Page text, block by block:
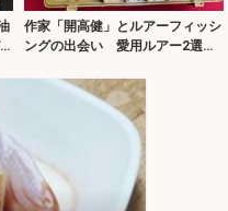
作家「開高健」とルアーフィッシ
ングの出会い 愛用ルアー2選も